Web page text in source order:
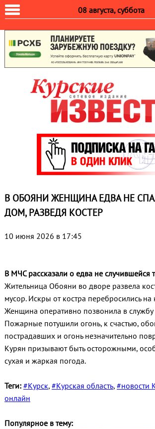
08 августа, суббота
В ОБОЯНИ ЖЕНЩИНА ЕДВА НЕ
ДОМ, РАЗВЕДЯ КОСТЕР
10 июня 2026 в 17:45
В МЧС рассказали о едва не случившейся
Жительница Обояни во дворе развела
мусор. Искры от костра перебросились
Женщина оперативно позвонила в службу
Пожарные потушили огонь, к счастью,
пострадавших и огонь незначительно
Курян призывают быть осторожными,
сухая и жаркая погода.
Теги: #Курск, #Курская область, #новости
онлайн
Популярное в тему: